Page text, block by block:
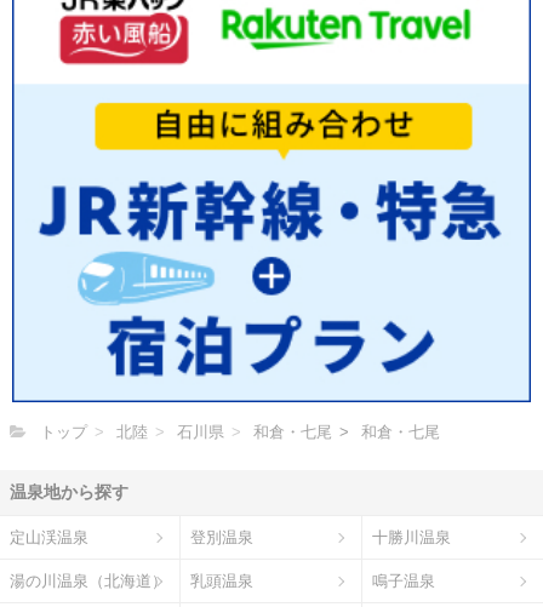
トップ 北陸 石川県 和倉・七尾 和倉・七尾
温泉地から探す
定山渓温泉 登別温泉 十勝川温泉
湯の川温泉（北海道） 乳頭温泉 鳴子温泉